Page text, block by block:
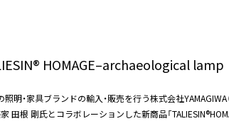
HOMAGE–archaeological lamp
明・家具ブランドの輸入・販売を行う株式会社YAMAGIWA（
家 田根 剛氏とコラボレーションした新商品「